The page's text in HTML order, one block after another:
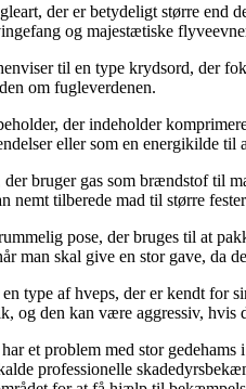
der er betydeligt større end
og majestætiske
til en type krydsord, der
om fugleverdenen.
der indeholder
eller som en energikilde til
bruger gas som brændstof til
nemt tilberede mad til større
pose, der bruges til at
man skal give en stor gave, da
en type af hveps, der er kendt
og den kan være aggressiv,
et problem med stor
professionelle